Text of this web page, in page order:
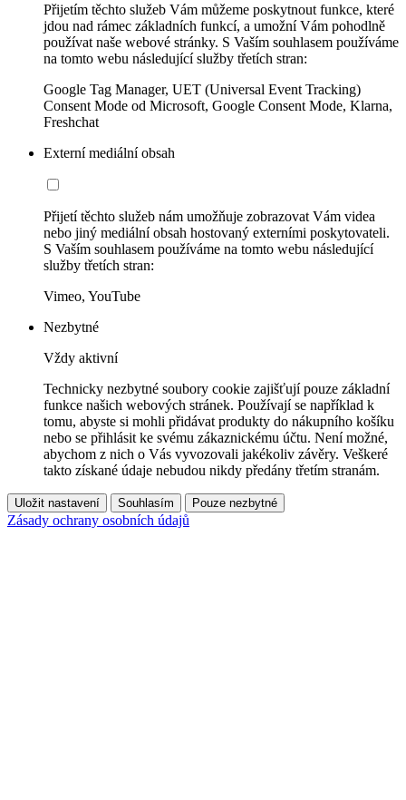
Přijetím těchto služeb Vám můžeme poskytnout funkce, které
jdou nad rámec základních funkcí, a umožní Vám pohodlně
používat naše webové stránky. S Vaším souhlasem používáme
na tomto webu následující služby třetích stran:
Google Tag Manager, UET (Universal Event Tracking)
Consent Mode od Microsoft, Google Consent Mode, Klarna,
Freshchat
Externí mediální obsah
Přijetí těchto služeb nám umožňuje zobrazovat Vám videa
nebo jiný mediální obsah hostovaný externími poskytovateli.
S Vaším souhlasem používáme na tomto webu následující
služby třetích stran:
Vimeo, YouTube
Nezbytné
Vždy aktivní
Technicky nezbytné soubory cookie zajišťují pouze základní
funkce našich webových stránek. Používají se například k
tomu, abyste si mohli přidávat produkty do nákupního košíku
nebo se přihlásit ke svému zákaznickému účtu. Není možné,
abychom z nich o Vás vyvozovali jakékoliv závěry. Veškeré
takto získané údaje nebudou nikdy předány třetím stranám.
Uložit nastavení Souhlasím Pouze nezbytné
Zásady ochrany osobních údajů